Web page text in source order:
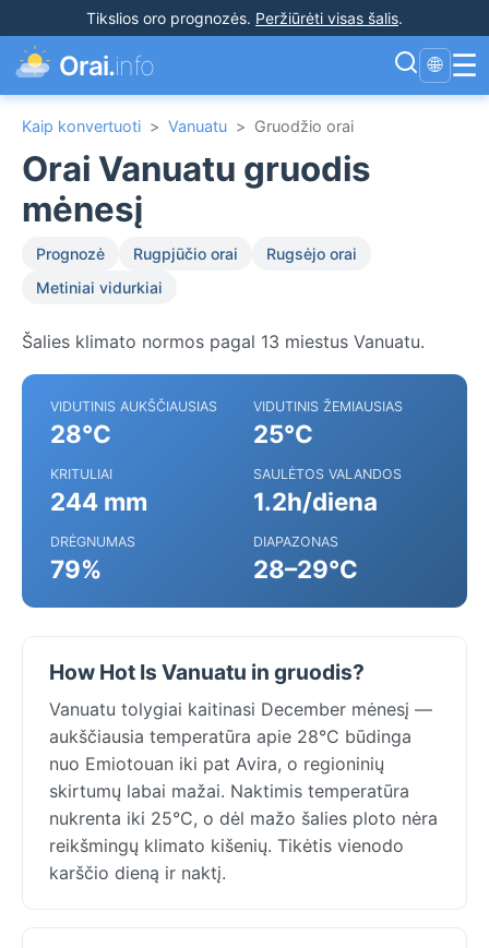
Tikslios oro prognozės. Peržiūrėti visas šalis.
Orai.info 🌐 ☰
Kaip konvertuoti > Vanuatu > Gruodžio orai
Orai Vanuatu gruodis
mėnesį
Prognozė Rugpjūčio orai
Rugsėjo orai
Metiniai vidurkiai
Šalies klimato normos pagal 13 miestus Vanuatu.
VIDUTINIS AUKŠČIAUSIAS
28°C
VIDUTINIS ŽEMIAUSIAS
25°C
KRITULIAI
244 mm
SAULĖTOS VALANDOS
1.2h/diena
DRĖGNUMAS
79%
DIAPAZONAS
28–29°C
How Hot Is Vanuatu in gruodis?
Vanuatu tolygiai kaitinasi December mėnesį —
aukščiausia temperatūra apie 28°C būdinga
nuo Emiotouan iki pat Avira, o regioninių
skirtumų labai mažai. Naktimis temperatūra
nukrenta iki 25°C, o dėl mažo šalies ploto nėra
reikšmingų klimato kišenių. Tikėtis vienodo
karščio dieną ir naktį.